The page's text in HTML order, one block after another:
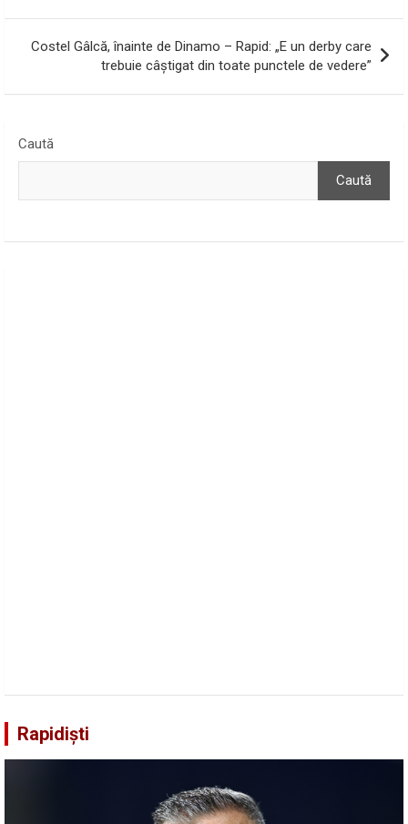
articole
Costel Gâlcă, înainte de Dinamo – Rapid: „E un derby care
trebuie câștigat din toate punctele de vedere”
Caută
Caută
Rapidiști